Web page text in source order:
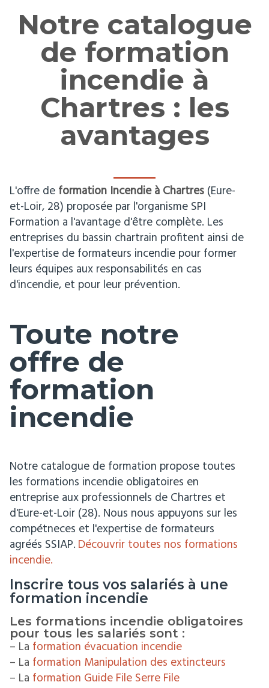
Notre catalogue
de formation
incendie à
Chartres : les
avantages
L'offre de formation Incendie à Chartres (Eure-
et-Loir, 28) proposée par l'organisme SPI
Formation a l'avantage d'être complète. Les
entreprises du bassin chartrain profitent ainsi de
l'expertise de formateurs incendie pour former
leurs équipes aux responsabilités en cas
d'incendie, et pour leur prévention.
Toute notre
offre de
formation
incendie
Notre catalogue de formation propose toutes
les formations incendie obligatoires en
entreprise aux professionnels de Chartres et
d'Eure-et-Loir (28). Nous nous appuyons sur les
compétneces et l'expertise de formateurs
agréés SSIAP. Découvrir toutes nos formations
incendie.
Inscrire tous vos salariés à une
formation incendie
Les formations incendie obligatoires
pour tous les salariés sont :
– La formation évacuation incendie
– La formation Manipulation des extincteurs
– La formation Guide File Serre File